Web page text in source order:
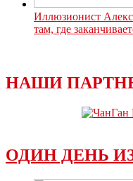
Иллюзионист
там, где
НАШИ
ОДИН ДЕНЬ